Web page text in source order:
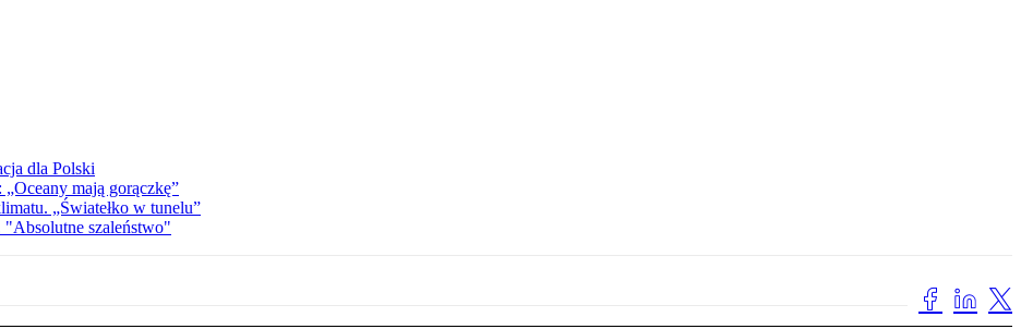
dla Polski
„Oceany mają gorączkę”
„Światełko w tunelu”
"Absolutne szaleństwo"